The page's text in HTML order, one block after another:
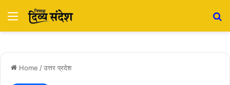
Menu
Home /उत्तर प्रदेश